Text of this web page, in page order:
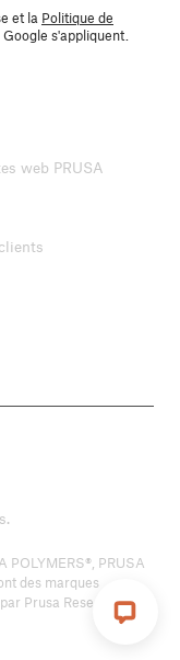
et la Politique de
Google s'appliquent.
web PRUSA
POLYMERS®, PRUSA
des marques
Prusa Research a.s.